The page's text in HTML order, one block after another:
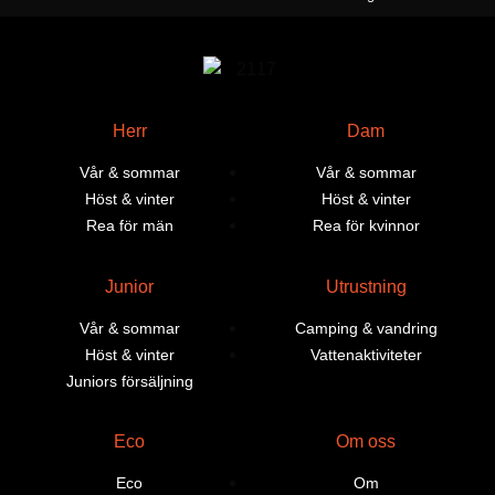
Herr
Vår & sommar
Höst & vinter
Rea för män
Dam
Vår & sommar
Höst & vinter
Rea för kvinnor
Junior
Vår & sommar
Höst & vinter
Juniors försäljning
Utrustning
Camping & vandring
Vattenaktiviteter
Eco
Eco
Om oss
Om